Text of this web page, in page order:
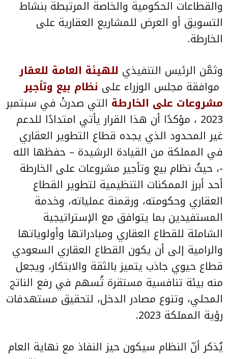
والقطاعات الحكومية والخاصة المرتبطة بنشاط
التسويق أو العرض للمشاريع العقارية على
الخارطة.
وثمَّن الرئيس التنفيذي للهيئة العامة للعقار
موافقة مجلس الوزراء على نظام بيع وتأجير
مشروعات على الخارطة التي صدرتْ في سبتمبر
2023 ، مؤكدًا أن هذا القرار يأتي امتدادًا للدعم
غير المحدود الذي يجده قطاع التطوير العقاري
في المملكة من القيادة الرشيدة – حفظها الله
-، حيثُ نظام بيع وتأجير مشروعات على الخارطة
أحد أبرز الممكنات التنظيمية لتطوير القطاع
العقاري وحكومته، ورقمنة عملياته، وخدمة
المستفيدين بما يتوافق مع الإستراتيجية
الشاملة للقطاع العقاري ومبادراتها وأولوياتها
والرامية إلى أن يكون القطاع العقاري السعودي
قطاع حيوي جاذب يتميز بالثقة والابتكار، ويجعل
منه بيئة تنافسية مستقرة تُسهم في رفع الناتج
المحلي، وتنوع مصادر الدخل، لتحقيق مستهدفات
رؤية المملكة 2023.
يُذكر أنّ النظام سيكون حيز النفاذ مع نهاية العام